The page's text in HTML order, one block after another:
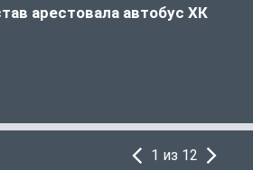
арестовала автобус ХК
1 из 12